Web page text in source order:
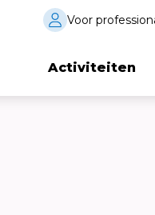
Voor
Activiteiten